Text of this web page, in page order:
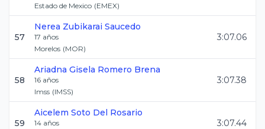
Estado de Mexico (EMEX)
57
Nerea Zubikarai Saucedo
17 años
Morelos (MOR)
3:07.06
58
Ariadna Gisela Romero Brena
16 años
Imss (IMSS)
3:07.38
59
Aicelem Soto Del Rosario
14 años
3:07.44